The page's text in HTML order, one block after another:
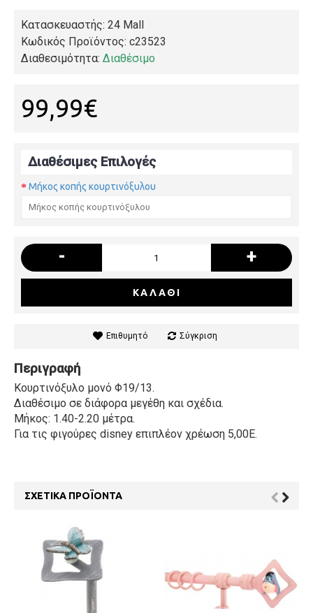
Κατασκευαστής: 24 Mall
Κωδικός Προϊόντος: c23523
Διαθεσιμότητα: Διαθέσιμο
99,99€
Διαθέσιμες Επιλογές
Μήκος κοπής κουρτινόξυλου
- +
ΚΑΛΆΘΙ
Επιθυμητό Σύγκριση
Περιγραφή
Κουρτινόξυλο μονό Φ19/13.
Διαθέσιμο σε διάφορα μεγέθη και σχέδια.
Μήκος: 1.40-2.20 μέτρα.
Για τις φιγούρες disney επιπλέον χρέωση 5,00Ε.
ΣΧΕΤΙΚΆ ΠΡΟΪΌΝΤΑ